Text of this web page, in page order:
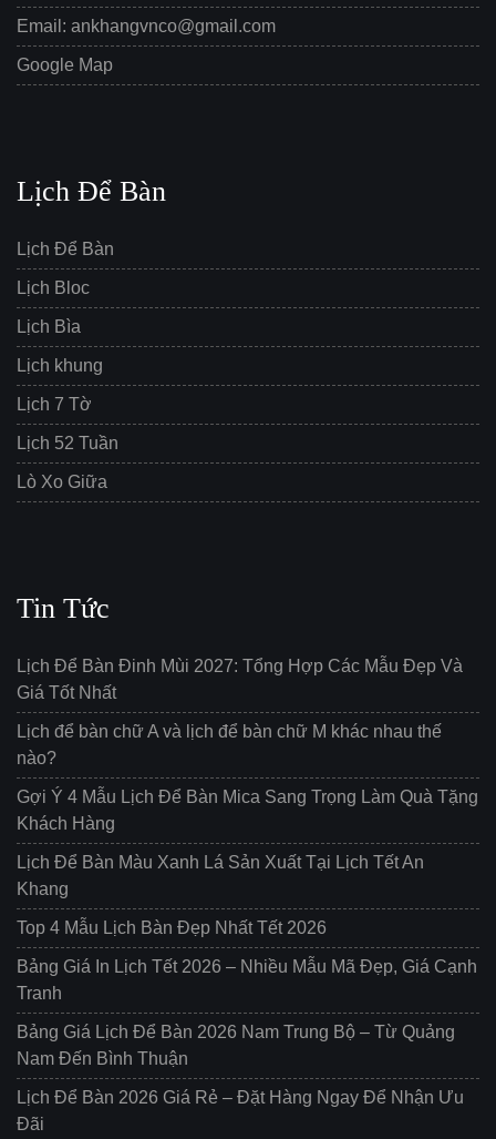
Email: ankhangvnco@gmail.com
Google Map
Lịch Để Bàn
Lịch Để Bàn
Lịch Bloc
Lịch Bìa
Lịch khung
Lịch 7 Tờ
Lịch 52 Tuần
Lò Xo Giữa
Tin Tức
Lịch Để Bàn Đinh Mùi 2027: Tổng Hợp Các Mẫu Đẹp Và
Giá Tốt Nhất
Lịch để bàn chữ A và lịch để bàn chữ M khác nhau thế
nào?
Gợi Ý 4 Mẫu Lịch Để Bàn Mica Sang Trọng Làm Quà Tặng
Khách Hàng
Lịch Để Bàn Màu Xanh Lá Sản Xuất Tại Lịch Tết An
Khang
Top 4 Mẫu Lịch Bàn Đẹp Nhất Tết 2026
Bảng Giá In Lịch Tết 2026 – Nhiều Mẫu Mã Đẹp, Giá Cạnh
Tranh
Bảng Giá Lịch Để Bàn 2026 Nam Trung Bộ – Từ Quảng
Nam Đến Bình Thuận
Lịch Để Bàn 2026 Giá Rẻ – Đặt Hàng Ngay Để Nhận Ưu
Đãi